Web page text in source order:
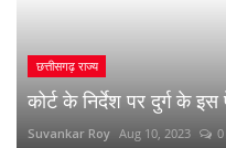
छत्तीसगढ़ राज्य
कोर्ट के निर्देश पर दुर्ग के
Suvankar Roy Aug 10, 2023 0